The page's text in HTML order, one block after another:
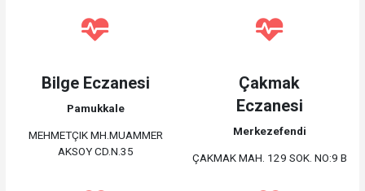
Bilge Eczanesi
Pamukkale
MEHMETÇIK MH.MUAMMER
AKSOY CD.N.35
Çakmak
Eczanesi
Merkezefendi
ÇAKMAK MAH. 129 SOK. NO:9 B